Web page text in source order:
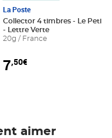
au panier
La Poste
Collector 4 timbres - Le Petit
- Lettre Verte
20g / France
7,50€
aimer